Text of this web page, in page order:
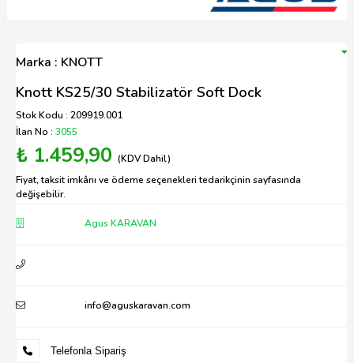
Marka : KNOTT
Knott KS25/30 Stabilizatör Soft Dock
Stok Kodu : 209919.001
İlan No : 3055
₺ 1.459,90 (KDV Dahil)
Fiyat, taksit imkânı ve ödeme seçenekleri tedarikçinin sayfasında
değişebilir.
Agus KARAVAN
info@aguskaravan.com
Telefonla Sipariş